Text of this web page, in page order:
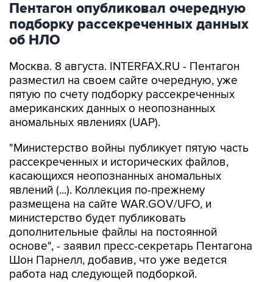
об НЛО
Москва. 8 августа. INTERFAX.RU - Пентагон
пятую по счету подборку рассекреченных
американских данных о неопознанных
аномальных явлениях (UAP).
"Министерство войны публикует пятую часть
касающихся неопознанных аномальных
явлений (...). Коллекция по-прежнему
размещена на сайте WAR.GOV/UFO, и
министерство будет публиковать
дополнительные файлы на постоянной
основе", - заявил пресс-секретарь Пентагона
Шон Парнелл, добавив, что уже ведется
работа над следующей подборкой.
Как и в предыдущих публикациях, в